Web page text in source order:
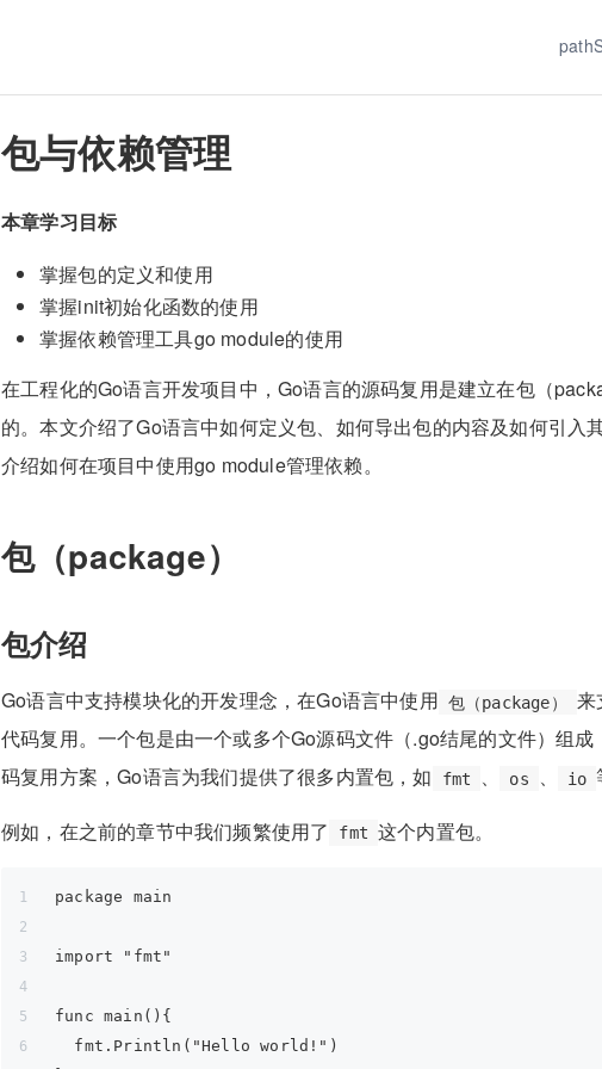
包与依赖管理
本章学习目标
掌握包的定义和使用
掌握init初始化函数的使用
掌握依赖管理工具go module的使用
在工程化的Go语言开发项目中，Go语言的源码复用是建立在包（
的。本文介绍了Go语言中如何定义包、如何导出包的内容及如何引入
介绍如何在项目中使用go module管理依赖。
包（package）
包介绍
Go语言中支持模块化的开发理念，在Go语言中使用 包（package）
来
代码复用。一个包是由一个或多个Go源码文件（.go结尾的文件）组
码复用方案，Go语言为我们提供了很多内置包，如
fmt 、 os 、 io
例如，在之前的章节中我们频繁使用了
fmt 这个内置包。
package main
import "fmt"
func main(){
  fmt.Println("Hello world!")